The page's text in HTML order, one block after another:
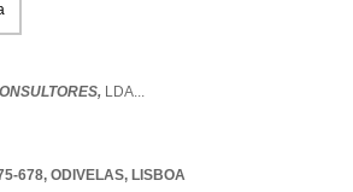
LDA...
678, ODIVELAS, LISBOA